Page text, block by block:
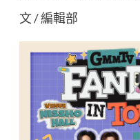
文 / 編輯部